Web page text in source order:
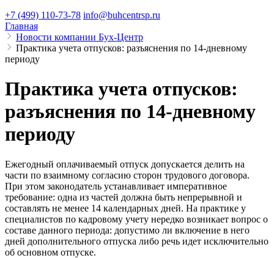
+7 (499) 110-73-78 info@buhcentrsp.ru
Главная
Новости компании Бух-Центр
Практика учета отпусков: разъяснения по 14-дневному
периоду
Практика учета отпусков:
разъяснения по 14-дневному
периоду
Ежегодный оплачиваемый отпуск допускается делить на
части по взаимному согласию сторон трудового договора.
При этом законодатель устанавливает императивное
требование: одна из частей должна быть непрерывной и
составлять не менее 14 календарных дней. На практике у
специалистов по кадровому учету нередко возникает вопрос о
составе данного периода: допустимо ли включение в него
дней дополнительного отпуска либо речь идет исключительно
об основном отпуске.